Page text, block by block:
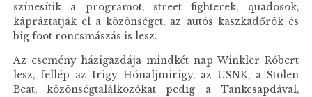
színesítik a programot, street fighterek, quadosok,
kápráztatják el a közönséget, az autós kaszkadőrök és
big foot roncsmászás is lesz.
Az esemény házigazdája mindkét nap Winkler Róbert
lesz, fellép az Irigy Hónaljmirigy, az USNK, a Stolen
Beat, közönségtalálkozókat pedig a Tankcsapdával,